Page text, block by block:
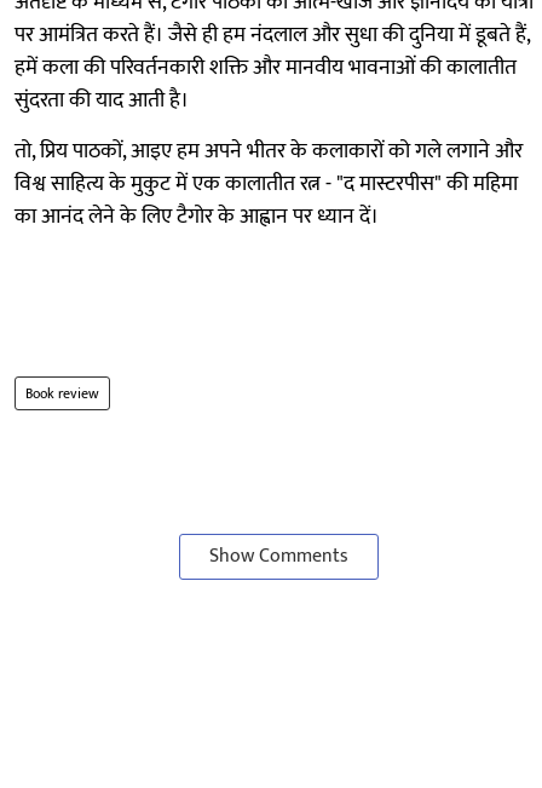
पर आमंत्रित करते हैं। जैसे ही हम नंदलाल और सुधा की दुनिया में डूबते हैं,
हमें कला की परिवर्तनकारी शक्ति और मानवीय भावनाओं की कालातीत
सुंदरता की याद आती है।
तो, प्रिय पाठकों, आइए हम अपने भीतर के कलाकारों को गले लगाने और
विश्व साहित्य के मुकुट में एक कालातीत रत्न - "द मास्टरपीस" की महिमा
का आनंद लेने के लिए टैगोर के आह्वान पर ध्यान दें।
Book review
Show Comments